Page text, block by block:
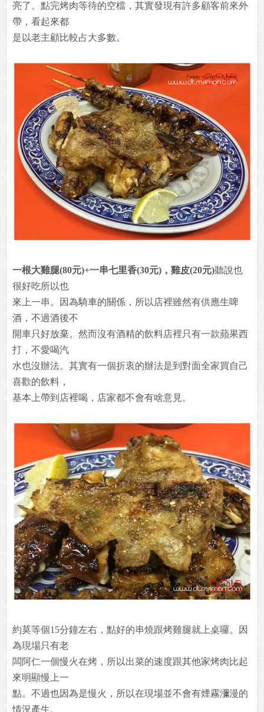
亮了。點完烤肉等待的空檔，其實發現有許多顧客前來外
帶，看起來都
是以老主顧比較占大多數。
一根大雞腿(80元)+一串七里香(30元)，雞皮(20元)聽說也
很好吃所以也
來上一串。因為騎車的關係，所以店裡雖然有供應生啤
酒，不過酒後不
開車只好放棄。然而沒有酒精的飲料店裡只有一款蘋果西
打，不愛喝汽
水也沒辦法。其實有一個折衷的辦法是到對面全家買自己
喜歡的飲料，
基本上帶到店裡喝，店家都不會有啥意見。
約莫等個15分鐘左右，點好的串燒跟烤雞腿就上桌囉。因
為現場只有老
闆阿仁一個慢火在烤，所以出菜的速度跟其他家烤肉比起
來明顯慢上一
點。不過也因為是慢火，所以在現場並不會有煙霧瀰漫的
情況產生。